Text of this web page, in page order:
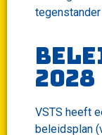
2028
VSTS heeft
beleidsplan